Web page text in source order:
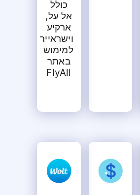
כולל
אל על,
ארקיע
וישראייר
למימוש
באתר
FlyAll